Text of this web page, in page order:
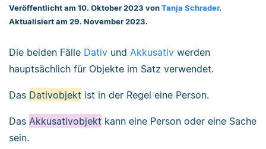
Veröffentlicht am 10. Oktober 2023 von Tanja Schrader.
Aktualisiert am 29. November 2023.
Die beiden Fälle Dativ und Akkusativ werden
hauptsächlich für Objekte im Satz verwendet.
Das Dativobjekt ist in der Regel eine Person.
Das Akkusativobjekt kann eine Person oder eine Sache
sein.